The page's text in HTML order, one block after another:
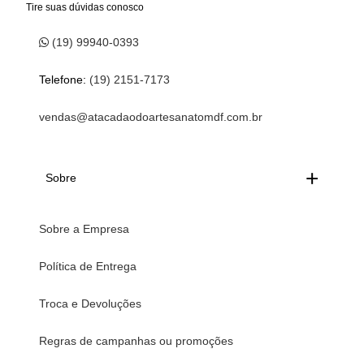
Tire suas dúvidas conosco
(19) 99940-0393
Telefone: (19) 2151-7173
vendas@atacadaodoartesanatomdf.com.br
Sobre
Sobre a Empresa
Política de Entrega
Troca e Devoluções
Regras de campanhas ou promoções